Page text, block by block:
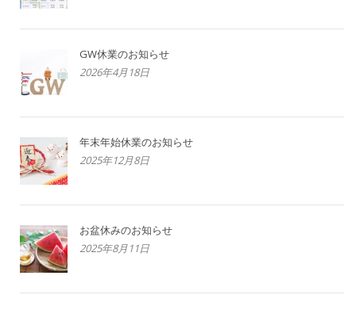
GW休業のお知らせ
2026年4月18日
年末年始休業のお知らせ
2025年12月8日
お盆休みのお知らせ
2025年8月11日